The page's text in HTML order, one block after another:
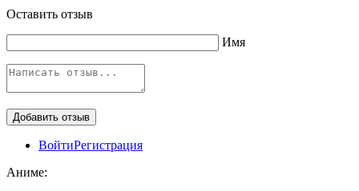
Оставить отзыв
Имя
ВойтиРегистрация
Аниме: